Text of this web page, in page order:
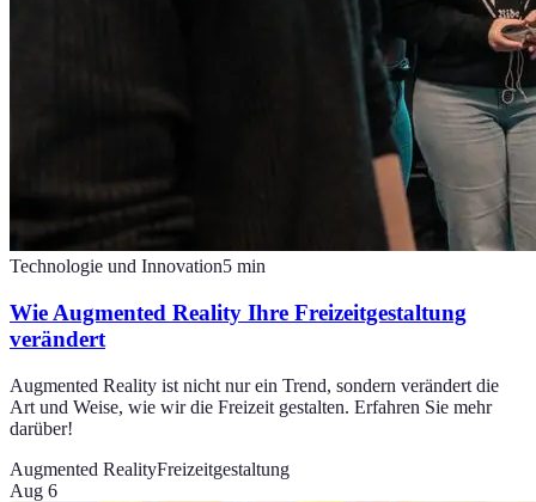
Technologie und Innovation5 min
Wie Augmented Reality Ihre Freizeitgestaltung
verändert
Augmented Reality ist nicht nur ein Trend, sondern verändert die
Art und Weise, wie wir die Freizeit gestalten. Erfahren Sie mehr
darüber!
Augmented RealityFreizeitgestaltung
Aug 6